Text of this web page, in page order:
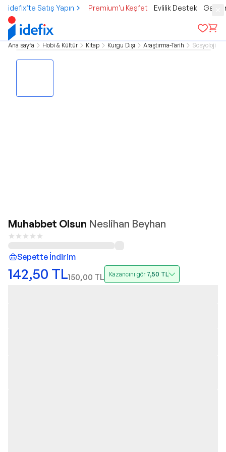
idefix’te Satış Yapın Premium'u Keşfet Evlilik Destek
Ana sayfa Hobi & Kültür Kitap Kurgu Dışı Araştırma-Tarih Sosyoloji
Muhabbet Olsun Neslihan Beyhan
Sepette İndirim
142,50 TL150,00 TL Kazancını gör 7,50 TL